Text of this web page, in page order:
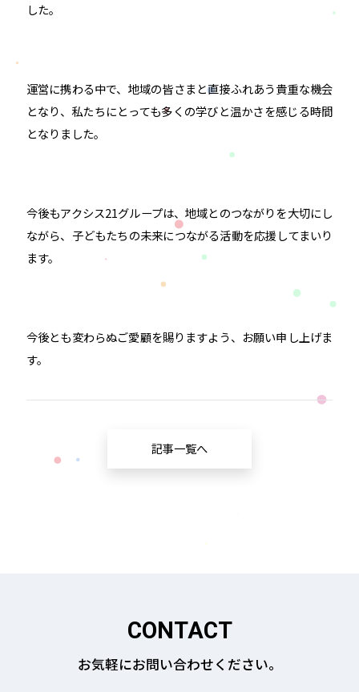
した。
運営に携わる中で、地域の皆さまと直接ふれあう貴重な機会
となり、私たちにとっても多くの学びと温かさを感じる時間
となりました。
今後もアクシス21グループは、地域とのつながりを大切にし
ながら、子どもたちの未来につながる活動を応援してまいり
ます。
今後とも変わらぬご愛顧を賜りますよう、お願い申し上げま
す。
記事一覧へ
CONTACT
お気軽にお問い合わせください。